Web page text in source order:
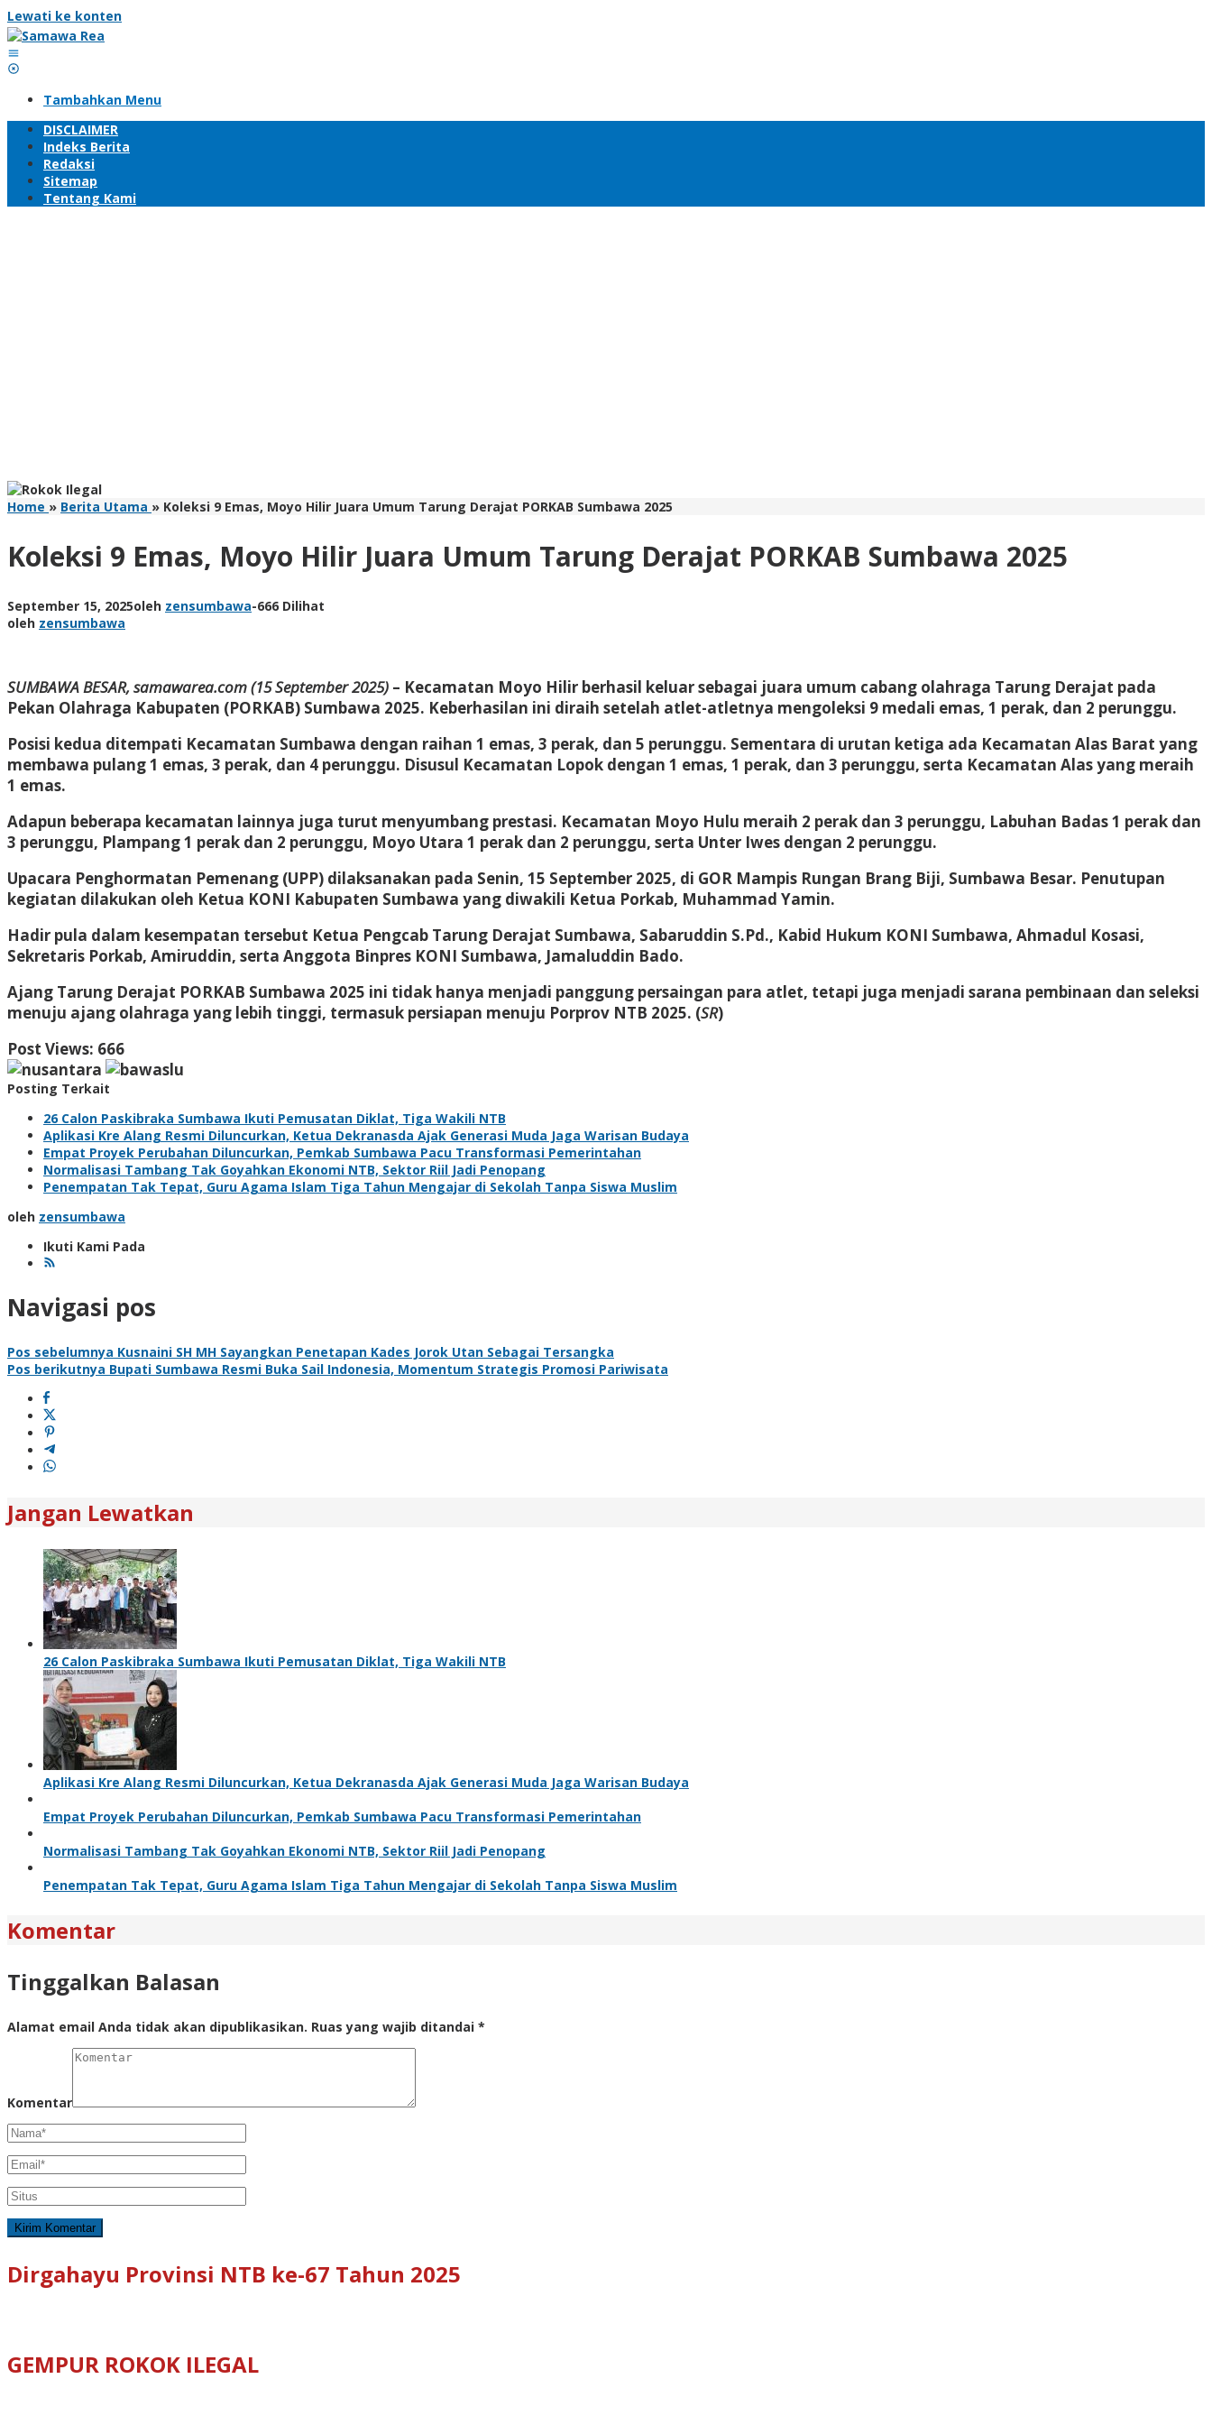
Lewati ke konten
Tambahkan Menu
DISCLAIMER
Indeks Berita
Redaksi
Sitemap
Tentang Kami
Home » Berita Utama » Koleksi 9 Emas, Moyo Hilir Juara Umum Tarung Derajat PORKAB Sumbawa 2025
Koleksi 9 Emas, Moyo Hilir Juara Umum Tarung Derajat PORKAB Sumbawa 2025
September 15, 2025oleh zensumbawa-666 Dilihat
oleh zensumbawa
SUMBAWA BESAR, samawarea.com (15 September 2025) – Kecamatan Moyo Hilir berhasil keluar sebagai juara umum cabang olahraga Tarung Derajat pada
Pekan Olahraga Kabupaten (PORKAB) Sumbawa 2025. Keberhasilan ini diraih setelah atlet-atletnya mengoleksi 9 medali emas, 1 perak, dan 2 perunggu.
Posisi kedua ditempati Kecamatan Sumbawa dengan raihan 1 emas, 3 perak, dan 5 perunggu. Sementara di urutan ketiga ada Kecamatan Alas Barat yang
membawa pulang 1 emas, 3 perak, dan 4 perunggu. Disusul Kecamatan Lopok dengan 1 emas, 1 perak, dan 3 perunggu, serta Kecamatan Alas yang meraih
1 emas.
Adapun beberapa kecamatan lainnya juga turut menyumbang prestasi. Kecamatan Moyo Hulu meraih 2 perak dan 3 perunggu, Labuhan Badas 1 perak dan
3 perunggu, Plampang 1 perak dan 2 perunggu, Moyo Utara 1 perak dan 2 perunggu, serta Unter Iwes dengan 2 perunggu.
Upacara Penghormatan Pemenang (UPP) dilaksanakan pada Senin, 15 September 2025, di GOR Mampis Rungan Brang Biji, Sumbawa Besar. Penutupan
kegiatan dilakukan oleh Ketua KONI Kabupaten Sumbawa yang diwakili Ketua Porkab, Muhammad Yamin.
Hadir pula dalam kesempatan tersebut Ketua Pengcab Tarung Derajat Sumbawa, Sabaruddin S.Pd., Kabid Hukum KONI Sumbawa, Ahmadul Kosasi,
Sekretaris Porkab, Amiruddin, serta Anggota Binpres KONI Sumbawa, Jamaluddin Bado.
Ajang Tarung Derajat PORKAB Sumbawa 2025 ini tidak hanya menjadi panggung persaingan para atlet, tetapi juga menjadi sarana pembinaan dan seleksi
menuju ajang olahraga yang lebih tinggi, termasuk persiapan menuju Porprov NTB 2025. (SR)
Post Views: 666
Posting Terkait
26 Calon Paskibraka Sumbawa Ikuti Pemusatan Diklat, Tiga Wakili NTB
Aplikasi Kre Alang Resmi Diluncurkan, Ketua Dekranasda Ajak Generasi Muda Jaga Warisan Budaya
Empat Proyek Perubahan Diluncurkan, Pemkab Sumbawa Pacu Transformasi Pemerintahan
Normalisasi Tambang Tak Goyahkan Ekonomi NTB, Sektor Riil Jadi Penopang
Penempatan Tak Tepat, Guru Agama Islam Tiga Tahun Mengajar di Sekolah Tanpa Siswa Muslim
oleh zensumbawa
Ikuti Kami Pada
Navigasi pos
Pos sebelumnya Kusnaini SH MH Sayangkan Penetapan Kades Jorok Utan Sebagai Tersangka
Pos berikutnya Bupati Sumbawa Resmi Buka Sail Indonesia, Momentum Strategis Promosi Pariwisata
Jangan Lewatkan
26 Calon Paskibraka Sumbawa Ikuti Pemusatan Diklat, Tiga Wakili NTB
Aplikasi Kre Alang Resmi Diluncurkan, Ketua Dekranasda Ajak Generasi Muda Jaga Warisan Budaya
Empat Proyek Perubahan Diluncurkan, Pemkab Sumbawa Pacu Transformasi Pemerintahan
Normalisasi Tambang Tak Goyahkan Ekonomi NTB, Sektor Riil Jadi Penopang
Penempatan Tak Tepat, Guru Agama Islam Tiga Tahun Mengajar di Sekolah Tanpa Siswa Muslim
Komentar
Tinggalkan Balasan
Alamat email Anda tidak akan dipublikasikan. Ruas yang wajib ditandai *
Komentar
Dirgahayu Provinsi NTB ke-67 Tahun 2025
GEMPUR ROKOK ILEGAL